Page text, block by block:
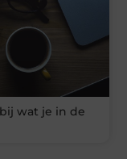
wat je in de